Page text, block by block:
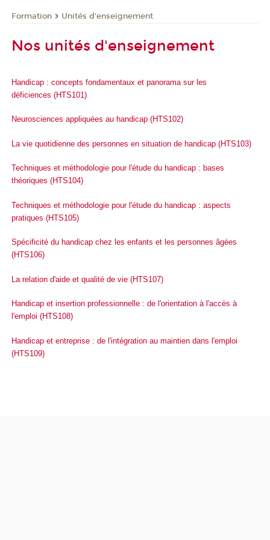
Formation Unités d'enseignement
Nos unités d'enseignement
Handicap : concepts fondamentaux et panorama sur les
déficiences (HTS101)
Neurosciences appliquées au handicap (HTS102)
La vie quotidienne des personnes en situation de handicap (HTS103)
Techniques et méthodologie pour l'étude du handicap : bases
théoriques (HTS104)
Techniques et méthodologie pour l'étude du handicap : aspects
pratiques (HTS105)
Spécificité du handicap chez les enfants et les personnes âgées
(HTS106)
La relation d'aide et qualité de vie (HTS107)
Handicap et insertion professionnelle : de l'orientation à l'accès à
l'emploi (HTS108)
Handicap et entreprise : de l'intégration au maintien dans l'emploi
(HTS109)